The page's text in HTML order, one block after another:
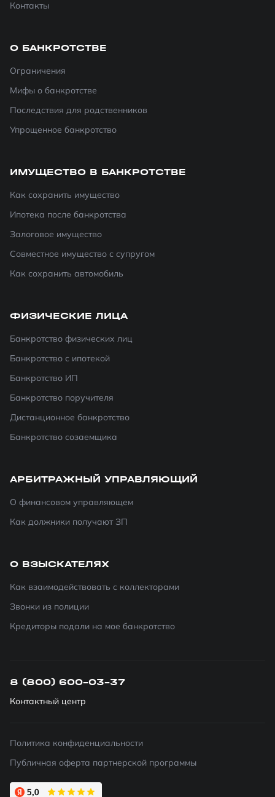
Контакты
О БАНКРОТСТВЕ
Ограничения
Мифы о банкротстве
Последствия для родственников
Упрощенное банкротство
ИМУЩЕСТВО В БАНКРОТСТВЕ
Как сохранить имущество
Ипотека после банкротства
Залоговое имущество
Совместное имущество с супругом
Как сохранить автомобиль
ФИЗИЧЕСКИЕ ЛИЦА
Банкротство физических лиц
Банкротство с ипотекой
Банкротство ИП
Банкротство поручителя
Дистанционное банкротство
Банкротство созаемщика
АРБИТРАЖНЫЙ УПРАВЛЯЮЩИЙ
О финансовом управляющем
Как должники получают ЗП
О ВЗЫСКАТЕЛЯХ
Как взаимодействовать с коллекторами
Звонки из полиции
Кредиторы подали на мое банкротство
8 (800) 600-03-37
Контактный центр
Политика конфиденциальности
Публичная оферта партнерской программы